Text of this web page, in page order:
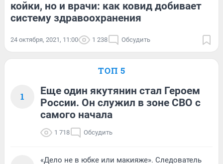
койки, но и врачи: как ковид добивает
систему здравоохранения
24 октября, 2021, 11:00 1 238 Обсудить
ТОП 5
1
Еще один якутянин стал Героем
России. Он служил в зоне СВО с
самого начала
1 718 Обсудить
«Дело не в юбке или макияже». Следователь